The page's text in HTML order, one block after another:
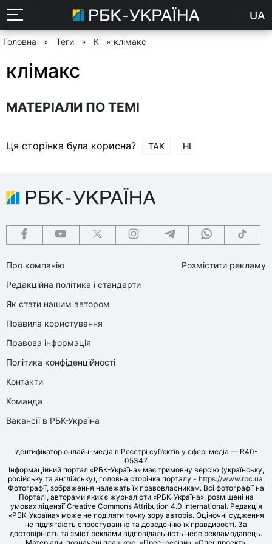
UA
Головна » Теги » К » клімакс
клімакс
МАТЕРІАЛИ ПО ТЕМІ
Ця сторінка була корисна? ТАК НІ
Про компанію
Редакційна політика і стандарти
Як стати нашим автором
Правила користування
Правова інформація
Політика конфіденційності
Контакти
Команда
Вакансії в РБК-Україна
Розмістити рекламу
Ідентифікатор онлайн-медіа в Реєстрі суб’єктів у сфері медіа — R40-
05347
Інформаційний портал «РБК-Україна» має тримовну версію (українську,
російську та англійську), головна сторінка порталу - https://www.rbc.ua.
Фотографії, зображення належать їх правовласникам. Всі фотографії на
Порталі, авторами яких є журналісти «РБК-Україна», розміщені на
умовах ліцензії Creative Commons Attribution 4.0 International. Редакція
«РБК-Україна» може не поділяти точку зору авторів. Оціночні судження
не підлягають спростуванню та доведенню їх правдивості. За
достовірність та зміст реклами відповідальність несе рекламодавець.